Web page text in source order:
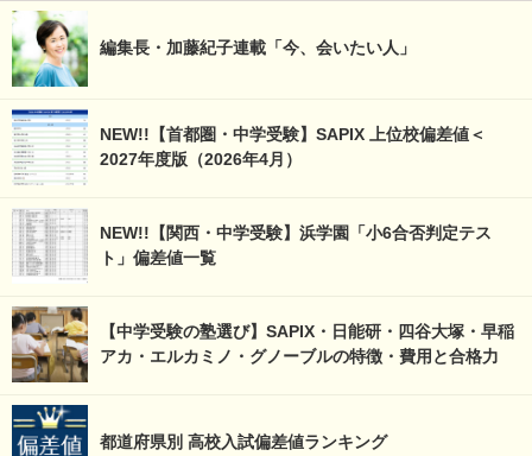
編集長・加藤紀子連載「今、会いたい人」
NEW!!【首都圏・中学受験】SAPIX 上位校偏差値＜
2027年度版（2026年4月）
NEW!!【関西・中学受験】浜学園「小6合否判定テス
ト」偏差値一覧
【中学受験の塾選び】SAPIX・日能研・四谷大塚・早稲
アカ・エルカミノ・グノーブルの特徴・費用と合格力
都道府県別 高校入試偏差値ランキング